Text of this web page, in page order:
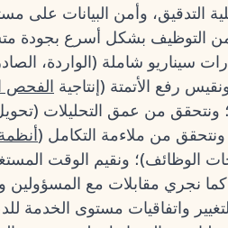
التدقيق، وأمن البيانات
التوظيف بشكل أسرع بجودة
سيناريو شاملة (الواردة،
رفع الأتمتة (إنتاجية الفحص
ونتحقق من عمق التحليلات
من ملاءمة التكامل (
الوظائف)؛ ونقيم الوقت
لعام 2026. كما نجري مقابلات
واتفاقيات مستوى الخدمة